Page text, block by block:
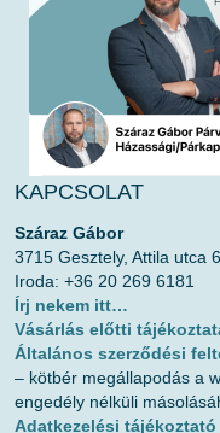
KAPCSOLAT
Száraz Gábor
3715 Gesztely, Attila utca
Iroda: +36 20 269 6181
Írj nekem itt…
Vásárlás előtti
Általános szerződési
– kötbér megállapodás a
engedély nélküli
Adatkezelési tájékoztató